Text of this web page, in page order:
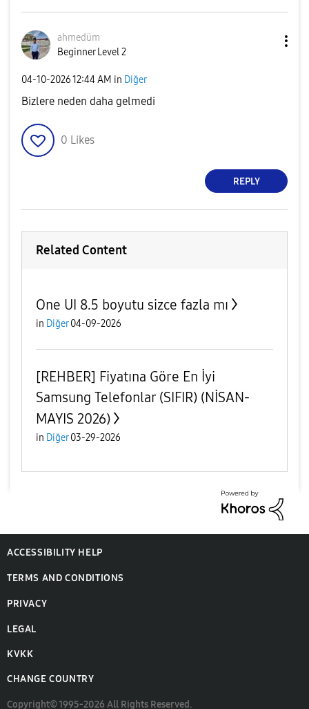
ahmedüm
Beginner Level 2
‎04-10-202612:44 AM in Diğer
Bizlere neden daha gelmedi
0 Likes
REPLY
Related Content
One UI 8.5 boyutu sizce fazla mı
in Diğer 04-09-2026
[REHBER] Fiyatına Göre En İyi
Samsung Telefonlar (SIFIR) (NİSAN-
MAYIS 2026)
in Diğer 03-29-2026
ACCESSIBILITY HELP
TERMS AND CONDITIONS
PRIVACY
LEGAL
KVKK
CHANGE COUNTRY
Copyright© 1995-2026 All Rights Reserved.